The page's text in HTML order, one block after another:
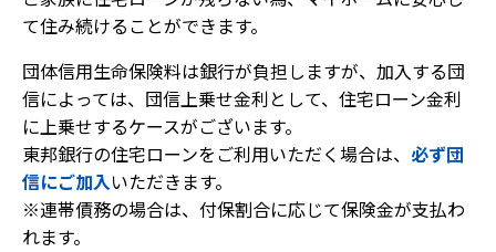
て住み続けることができます。
団体信用生命保険料は銀行が負担しますが、加入する団
信によっては、団信上乗せ金利として、住宅ローン金利
に上乗せするケースがございます。
東邦銀行の住宅ローンをご利用いただく場合は、 必ず団
信にご加入いただきます。
※連帯債務の場合は、付保割合に応じて保険金が支払わ
れます。